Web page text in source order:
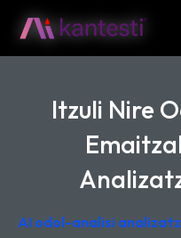
Itzuli Nire
AI odol-analisi